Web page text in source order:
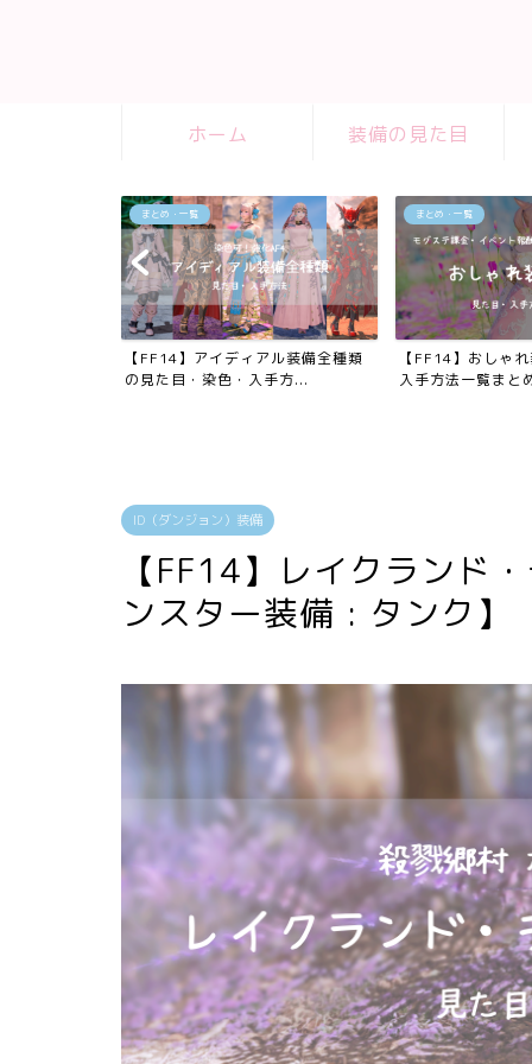
ホーム 装備の見た目
まとめ・一覧
【FF14】アイディアル装備全種類
の見た目・染色・入手方...
まとめ・一覧
【FF14】おしゃ
入手方法一覧まと
ID（ダンジョン）装備
【FF14】レイクランド
ンスター装備 : タンク】